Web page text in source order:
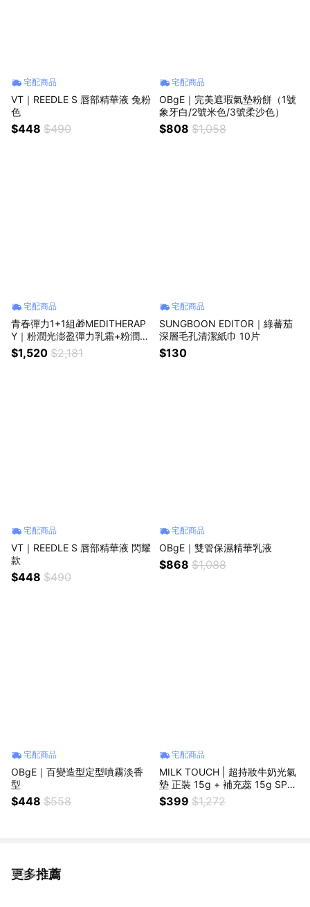
宅配商品
VT｜REEDLE S 唇部精華液 兔粉
色
$448 $490
宅配商品
OBgE｜完美遮瑕氣墊粉餅（1號
象牙白/2號米色/3號柔沙色）
$808 $1,058
宅配商品
青春彈力1+1組🎁MEDITHERAP
Y｜粉潤光澎盈彈力乳霜+粉潤光
澎盈彈力精華 朋友禮物
$1,520 $2,181
宅配商品
SUNGBOON EDITOR｜綠蕃茄
深層毛孔清潔紙巾 10片
$130
宅配商品
VT｜REEDLE S 唇部精華液 閃耀
款
$448 $490
宅配商品
OBgE｜雙管保濕精華乳液
$868 $1,088
宅配商品
OBgE｜百變造型定型噴霧淡香
型
$448 $558
宅配商品
MILK TOUCH | 超持妝牛奶光氣
墊 正裝 15g + 補充蕊 15g SPF5
0+ PA++++
$399 $1,272
更多推薦
看更多